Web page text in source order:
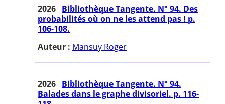
2026 Bibliothèque Tangente. N° 94. Des
probabilités où on ne les attend pas ! p.
106-108.
Auteur : Mansuy Roger
2026 Bibliothèque Tangente. N° 94.
Balades dans le graphe divisoriel. p. 116-